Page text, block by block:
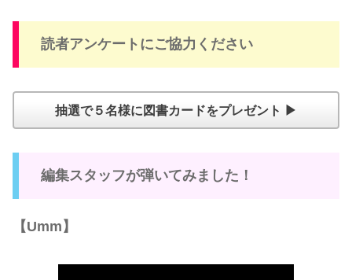
読者アンケートにご協力ください
抽選で５名様に図書カードをプレゼント ▶
編集スタッフが弾いてみました！
【Umm】